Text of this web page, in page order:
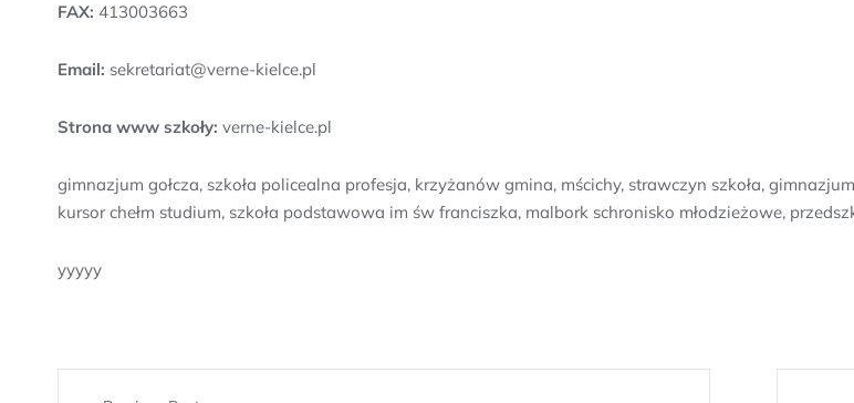
FAX: 413003663
Email: sekretariat@verne-kielce.pl
Strona www szkoły: verne-kielce.pl
gimnazjum gołcza, szkoła policealna profesja, krzyżanów gmina, mścichy, strawczyn szkoła,
kursor chełm studium, szkoła podstawowa im św franciszka, malbork schronisko młodzieżowe,
yyyyy